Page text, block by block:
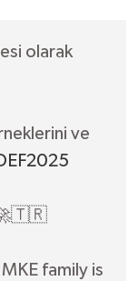
olarak
ve
family is